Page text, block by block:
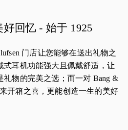
回忆 - 始于 1925
门店让您能够在送出礼物之
式耳机功能强大且佩戴舒适，让
礼物的完美之选；而一对 Bang &
开箱之喜，更能创造一生的美好